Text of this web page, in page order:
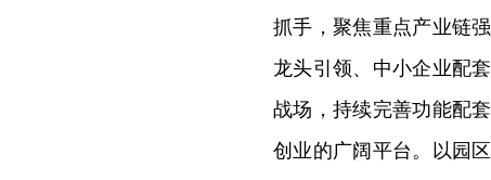
抓手，聚焦重点产业链
龙头引领、中小企业配
战场，持续完善功能配
创业的广阔平台。以园